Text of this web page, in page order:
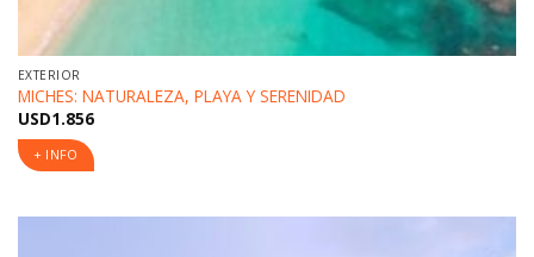
EXTERIOR
MICHES: NATURALEZA, PLAYA Y SERENIDAD
USD1.856
+ INFO